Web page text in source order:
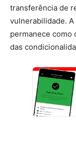
transferência de
vulnerabilidade.
permanece como
das